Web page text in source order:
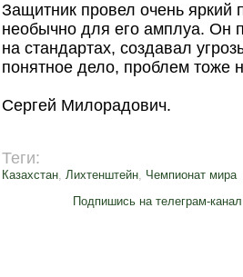
Защитник провел очень яркий
необычно для его амплуа. Он
на стандартах, создавал
понятное дело, проблем тоже
Сергей Милорадович.
Теги:
Казахстан,Лихтенштейн, Чемпионат мира
Подпишись на телеграм-